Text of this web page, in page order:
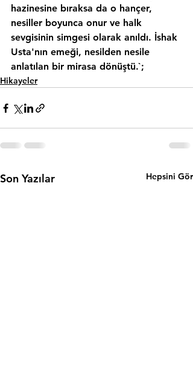
hazinesine bıraksa da o hançer,
nesiller boyunca onur ve halk
sevgisinin simgesi olarak anıldı. İshak
Usta'nın emeği, nesilden nesile
anlatılan bir mirasa dönüştü.`;
Hikayeler
Son Yazılar Hepsini Gör